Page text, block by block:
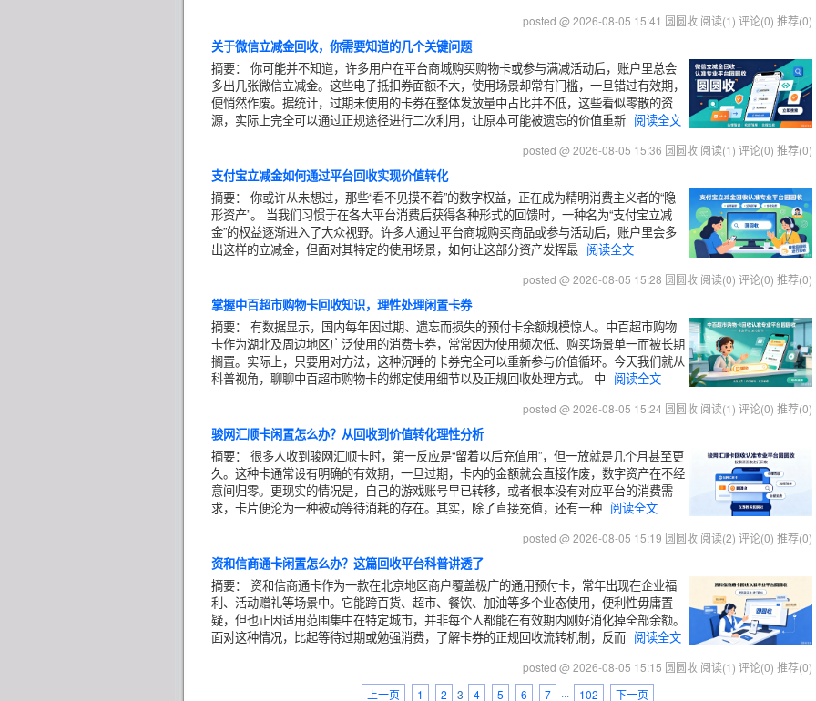
posted @ 2026-08-05 15:41 圆圆收 阅读(1) 评论(0) 推荐(0)
关于微信立减金回收，你需要知道的几个关键问题
摘要： 你可能并不知道，许多用户在平台商城购买购物卡或参与满减活动后，账户里总会
多出几张微信立减金。这些电子抵扣券面额不大，使用场景却常有门槛，一旦错过有效期，
便悄然作废。据统计，过期未使用的卡券在整体发放量中占比并不低，这些看似零散的资
源，实际上完全可以通过正规途径进行二次利用，让原本可能被遗忘的价值重新 阅读全文
posted @ 2026-08-05 15:36 圆圆收 阅读(1) 评论(0) 推荐(0)
支付宝立减金如何通过平台回收实现价值转化
摘要： 你或许从未想过，那些“看不见摸不着”的数字权益，正在成为精明消费主义者的“隐
形资产”。 当我们习惯于在各大平台消费后获得各种形式的回馈时，一种名为“支付宝立减
金”的权益逐渐进入了大众视野。许多人通过平台商城购买商品或参与活动后，账户里会多
出这样的立减金，但面对其特定的使用场景，如何让这部分资产发挥最 阅读全文
posted @ 2026-08-05 15:28 圆圆收 阅读(0) 评论(0) 推荐(0)
掌握中百超市购物卡回收知识，理性处理闲置卡券
摘要： 有数据显示，国内每年因过期、遗忘而损失的预付卡余额规模惊人。中百超市购物
卡作为湖北及周边地区广泛使用的消费卡券，常常因为使用频次低、购买场景单一而被长期
搁置。实际上，只要用对方法，这种沉睡的卡券完全可以重新参与价值循环。今天我们就从
科普视角，聊聊中百超市购物卡的绑定使用细节以及正规回收处理方式。 中 阅读全文
posted @ 2026-08-05 15:24 圆圆收 阅读(1) 评论(0) 推荐(0)
骏网汇顺卡闲置怎么办？从回收到价值转化理性分析
摘要： 很多人收到骏网汇顺卡时，第一反应是“留着以后充值用”，但一放就是几个月甚至更
久。这种卡通常设有明确的有效期，一旦过期，卡内的金额就会直接作废，数字资产在不经
意间归零。更现实的情况是，自己的游戏账号早已转移，或者根本没有对应平台的消费需
求，卡片便沦为一种被动等待消耗的存在。其实，除了直接充值，还有一种 阅读全文
posted @ 2026-08-05 15:19 圆圆收 阅读(2) 评论(0) 推荐(0)
资和信商通卡闲置怎么办？这篇回收平台科普讲透了
摘要： 资和信商通卡作为一款在北京地区商户覆盖极广的通用预付卡，常年出现在企业福
利、活动赠礼等场景中。它能跨百货、超市、餐饮、加油等多个业态使用，便利性毋庸置
疑，但也正因适用范围集中在特定城市，并非每个人都能在有效期内刚好消化掉全部余额。
面对这种情况，比起等待过期或勉强消费，了解卡券的正规回收流转机制，反而 阅读全文
posted @ 2026-08-05 15:15 圆圆收 阅读(1) 评论(0) 推荐(0)
上一页
1 2 3 4 5 6 7 ··· 102 下一页